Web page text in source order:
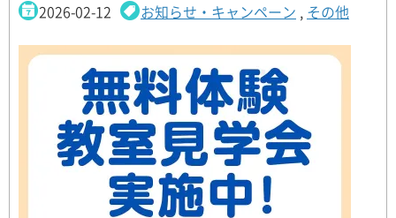
2026-02-12
お知らせ・キャンペーン , その他